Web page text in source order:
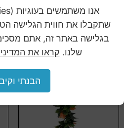
שתקבלו את חווית הגלישה
בגלישה באתר זה, אתם
שלנו. קראו את
הבנתי
מידע נוסף